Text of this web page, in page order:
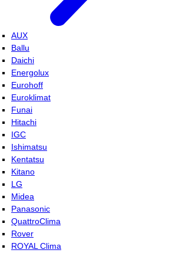
AUX
Ballu
Daichi
Energolux
Eurohoff
Euroklimat
Funai
Hitachi
IGC
Ishimatsu
Kentatsu
Kitano
LG
Midea
Panasonic
QuattroClima
Rover
ROYAL Clima